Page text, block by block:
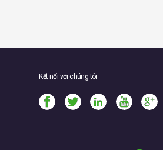
Kết nối với chúng tôi